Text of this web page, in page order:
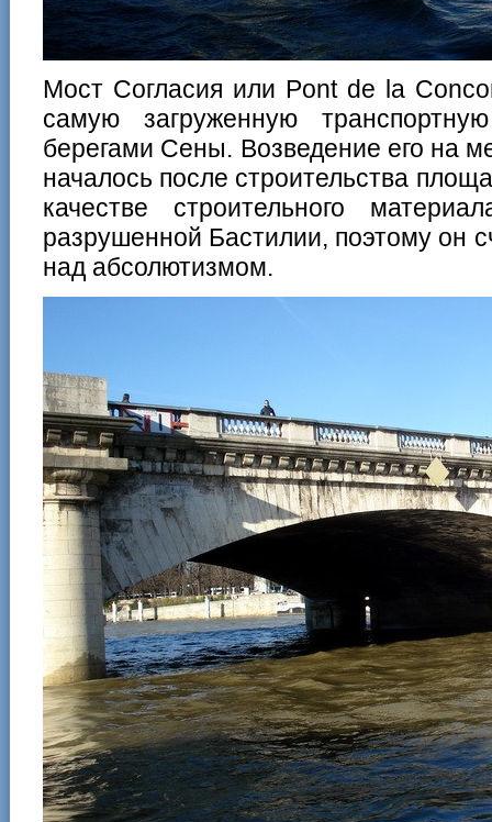
Мост Согласия или Pont de la
самую загруженную
берегами Сены. Возведение его на
началось после строительства
качестве строительного
разрушенной Бастилии, поэтому он
над абсолютизмом.